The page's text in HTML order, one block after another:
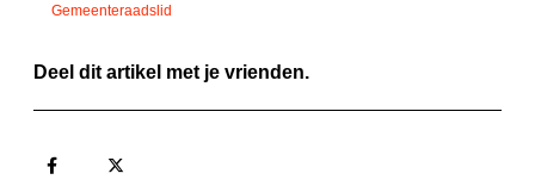
Gemeenteraadslid
Deel dit artikel met je vrienden.